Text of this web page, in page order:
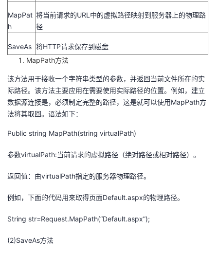
MapPat
h
将当前请求的URL中的虚拟路径映射到服务器上的物理路
径
SaveAs 将HTTP请求保存到磁盘
MapPath方法
该方法用于接收一个字符串类型的参数，并返回当前文件所在的实
际路径。该方法主要应用在需要使用实际路径的位置。例如，建立
数据源连接是，必须制定完整的路径，这是就可以使用MapPath方
法将其取回。语法如下：
Public string MapPath(string virtualPath)
参数virtualPath:当前请求的虚拟路径（绝对路径或相对路径）。
返回值：由virtualPath指定的服务器物理路径。
例如，下面的代码用来取得页面Default.aspx的物理路径。
String str=Request.MapPath(“Default.aspx”);
(2)SaveAs方法